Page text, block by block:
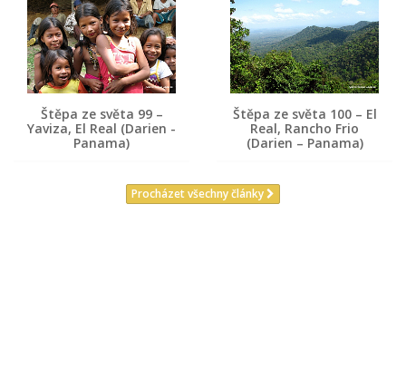
Štěpa ze světa 99 –
Yaviza, El Real (Darien -
Panama)
Štěpa ze světa 100 – El
Real, Rancho Frio
(Darien – Panama)
Procházet všechny články